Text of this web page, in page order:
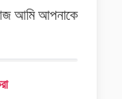
আমি আপনাকে